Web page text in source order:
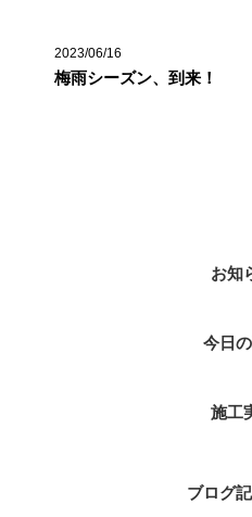
2023/06/16
梅雨シーズン、到来！
お知
今日
施工
ブログ